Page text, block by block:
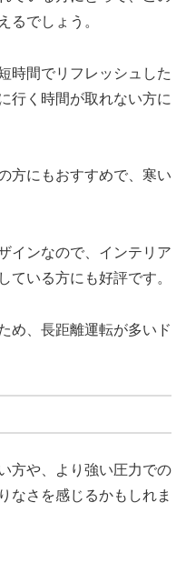
るでしょう。
時間でリフレッシュした
行く時間が取れない方に
方にもおすすめで、寒い
インなので、インテリア
ている方にも好評です。
め、長距離運転が多いド
方や、より強い圧力での
なさを感じるかもしれま